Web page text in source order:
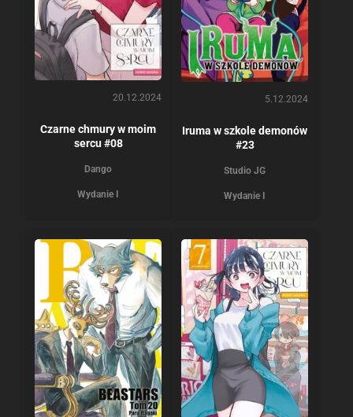
20.12.2024
Czarne chmury w moim
sercu #08
Dango
Wydanie I
5.12.2024
Iruma w szkole demonów
#23
Studio JG
Wydanie I